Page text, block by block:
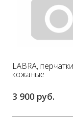
LABRA, перчатки
кожаные
3 900 руб.